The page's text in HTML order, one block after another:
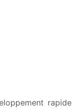
rapide